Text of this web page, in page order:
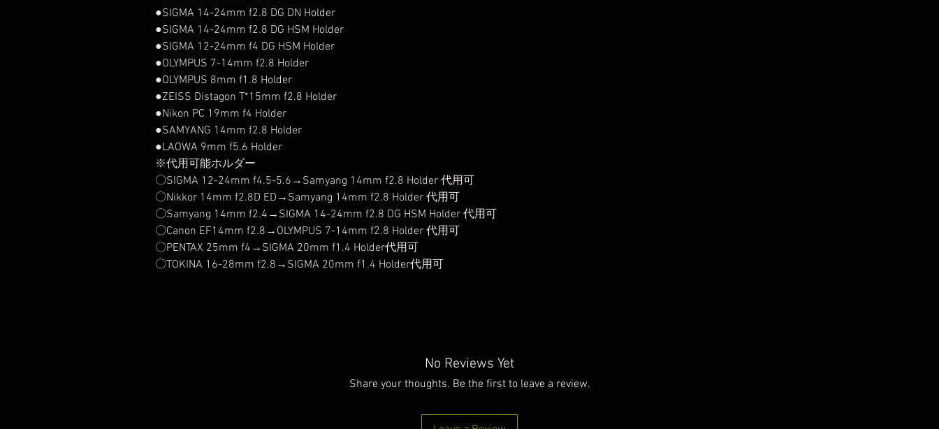
●SIGMA 14-24mm f2.8 DG DN Holder
●SIGMA 14-24mm f2.8 DG HSM Holder
●SIGMA 12-24mm f4 DG HSM Holder
●OLYMPUS 7-14mm f2.8 Holder
●OLYMPUS 8mm f1.8 Holder
●ZEISS Distagon T*15mm f2.8 Holder
●Nikon PC 19mm f4 Holder
●SAMYANG 14mm f2.8 Holder
●LAOWA 9mm f5.6 Holder
※代用可能ホルダー
〇SIGMA 12-24mm f4.5-5.6→Samyang 14mm f2.8 Holder 代用可
〇Nikkor 14mm f2.8D ED→Samyang 14mm f2.8 Holder 代用可
〇Samyang 14mm f2.4→SIGMA 14-24mm f2.8 DG HSM Holder 代用可
〇Canon EF14mm f2.8→OLYMPUS 7-14mm f2.8 Holder 代用可
〇PENTAX 25mm f4→SIGMA 20mm f1.4 Holder代用可
〇TOKINA 16-28mm f2.8→SIGMA 20mm f1.4 Holder代用可
No Reviews Yet
Share your thoughts. Be the first to leave a review.